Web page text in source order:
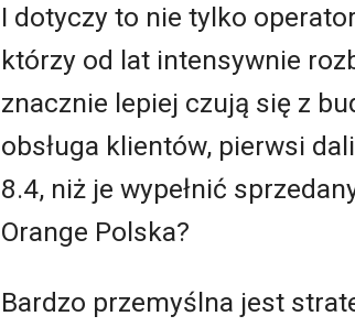
I dotyczy to nie tylko
którzy od lat intensywnie
znacznie lepiej czują się z
obsługa klientów, pierwsi
8.4, niż je wypełnić
Orange Polska?
Bardzo przemyślna jest